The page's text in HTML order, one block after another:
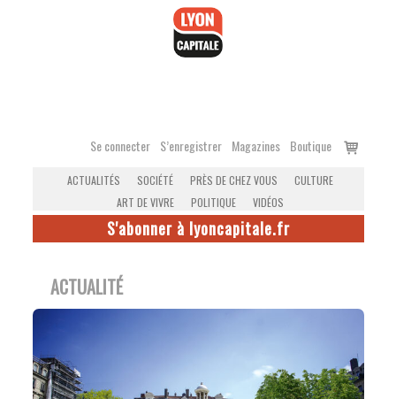
Se connecter S’enregistrer Magazines Boutique
Voir
ACTUALITÉS SOCIÉTÉ PRÈS DE CHEZ VOUS
CULTURE
ART DE VIVRE
POLITIQUE VIDÉOS
S'abonner à lyoncapitale.fr
ACTUALITÉ